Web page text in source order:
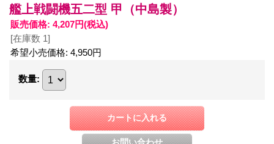
艦上戦闘機五二型 甲（中島製）
販売価格: 4,207円(税込)
[在庫数 1]
希望小売価格: 4,950円
数量: